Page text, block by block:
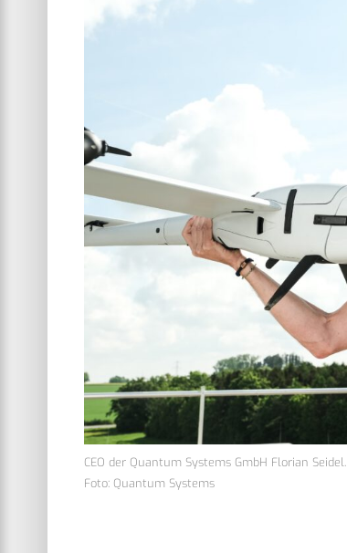
CEO der Quantum Systems GmbH Florian Seidel.
Foto: Quantum Systems